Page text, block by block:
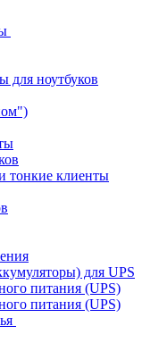
для ноутбуков
тонкие клиенты
для UPS
питания (UPS)
питания (UPS)